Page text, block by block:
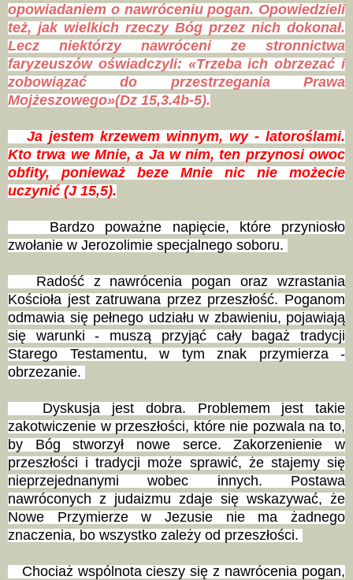
opowiadaniem o nawróceniu pogan. Opowiedzieli
też, jak wielkich rzeczy Bóg przez nich dokonał.
Lecz niektórzy nawróceni ze stronnictwa
faryzeuszów oświadczyli: «Trzeba ich obrzezać i
zobowiązać do przestrzegania Prawa
Mojżeszowego»(Dz 15,3.4b-5).
Ja jestem krzewem winnym, wy - latoroślami.
Kto trwa we Mnie, a Ja w nim, ten przynosi owoc
obfity, ponieważ beze Mnie nic nie możecie
uczynić (J 15,5).
Bardzo poważne napięcie, które przyniosło
zwołanie w Jerozolimie specjalnego soboru.
Radość z nawrócenia pogan oraz wzrastania
Kościoła jest zatruwana przez przeszłość. Poganom
odmawia się pełnego udziału w zbawieniu, pojawiają
się warunki - muszą przyjąć cały bagaż tradycji
Starego Testamentu, w tym znak przymierza -
obrzezanie.
Dyskusja jest dobra. Problemem jest takie
zakotwiczenie w przeszłości, które nie pozwala na to,
by Bóg stworzył nowe serce. Zakorzenienie w
przeszłości i tradycji może sprawić, że stajemy się
nieprzejednanymi wobec innych. Postawa
nawróconych z judaizmu zdaje się wskazywać, że
Nowe Przymierze w Jezusie nie ma żadnego
znaczenia, bo wszystko zależy od przeszłości.
Chociaż wspólnota cieszy się z nawrócenia pogan,